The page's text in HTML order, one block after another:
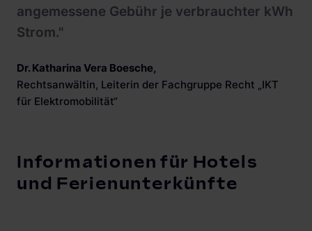
angemessene Gebühr je verbrauchter kWh
Strom."
Dr. Katharina Vera Boesche,
Rechtsanwältin, Leiterin der Fachgruppe Recht „IKT
für Elektromobilität“
Informationen für Hotels
und Ferienunterkünfte